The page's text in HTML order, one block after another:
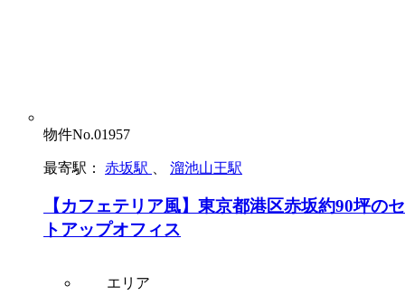
物件No.01957
最寄駅： 赤坂駅 溜池山王駅
【カフェテリア風】東京都港区赤坂約90坪の
トアップオフィス
エリア